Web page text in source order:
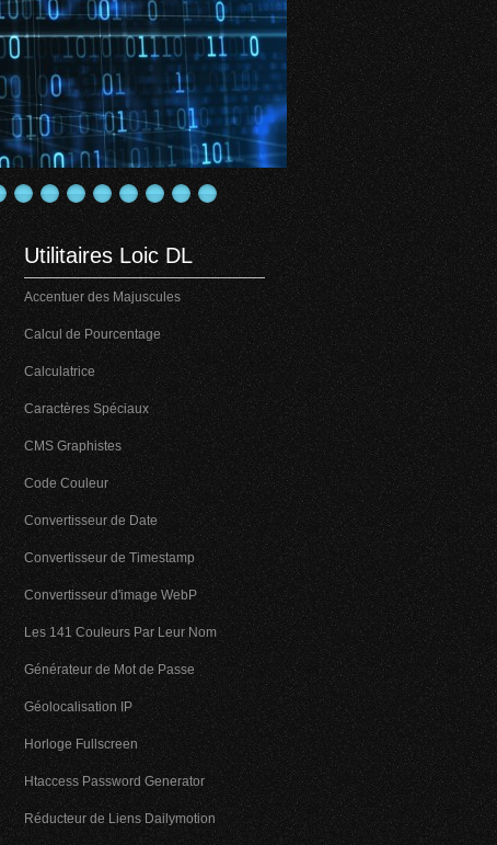
Utilitaires Loic DL
Accentuer des Majuscules
Calcul de Pourcentage
Calculatrice
Caractères Spéciaux
CMS Graphistes
Code Couleur
Convertisseur de Date
Convertisseur de Timestamp
Convertisseur d'image WebP
Les 141 Couleurs Par Leur Nom
Générateur de Mot de Passe
Géolocalisation IP
Horloge Fullscreen
Htaccess Password Generator
Réducteur de Liens Dailymotion